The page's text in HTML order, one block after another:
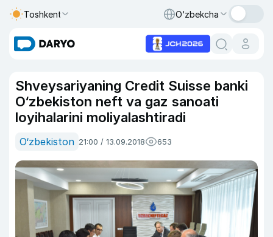
Toshkent O‘zbekcha
Shveysariyaning Credit Suisse banki
O‘zbekiston neft va gaz sanoati
loyihalarini moliyalashtiradi
O‘zbekiston 21:00 / 13.09.2018 653